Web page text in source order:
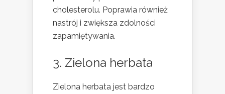
cholesterolu. Poprawia również
nastrój i zwiększa zdolności
zapamiętywania.
3. Zielona herbata
Zielona herbata jest bardzo